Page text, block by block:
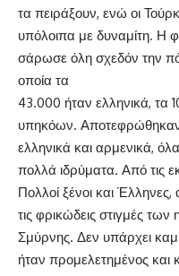
τα πειράξουν, ενώ οι
υπόλοιπα με δυναμίτη. Η
σάρωσε όλη σχεδόν την
οποία τα
43.000 ήταν ελληνικά, τα
υπηκόων. Αποτεφρώθηκαν
ελληνικά και αρμενικά,
πολλά ιδρύματα. Από τις
Πολλοί ξένοι και
τις φρικώδεις στιγμές
Σμύρνης. Δεν υπάρχει
ήταν προμελετημένος